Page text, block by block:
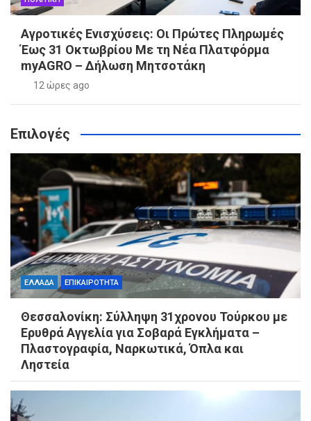
Αγροτικές Ενισχύσεις: Οι Πρώτες Πληρωμές
Έως 31 Οκτωβρίου Με τη Νέα Πλατφόρμα
myAGRO – Δήλωση Μητσοτάκη
12 ώρες ago
Επιλογές
ΕΛΛΑΔΑ ΕΠΙΚΑΙΡΟΤΗΤΑ
Θεσσαλονίκη: Σύλληψη 31χρονου Τούρκου με
Ερυθρά Αγγελία για Σοβαρά Εγκλήματα –
Πλαστογραφία, Ναρκωτικά, Όπλα και
Ληστεία